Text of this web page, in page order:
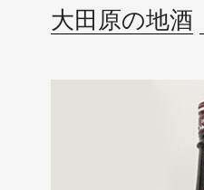
大田原の地酒